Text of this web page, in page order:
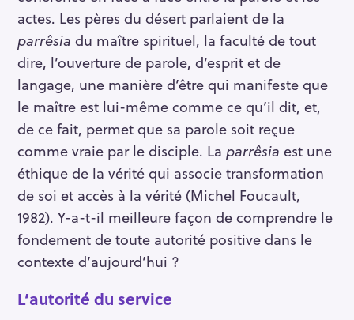
actes. Les pères du désert parlaient de la
parrêsia du maître spirituel, la faculté de tout
dire, l’ouverture de parole, d’esprit et de
langage, une manière d’être qui manifeste que
le maître est lui-même comme ce qu’il dit, et,
de ce fait, permet que sa parole soit reçue
comme vraie par le disciple. La parrêsia est une
éthique de la vérité qui associe transformation
de soi et accès à la vérité (Michel Foucault,
1982). Y-a-t-il meilleure façon de comprendre le
fondement de toute autorité positive dans le
contexte d’aujourd’hui ?
L’autorité du service